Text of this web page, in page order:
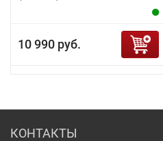
10 990 руб.
КОНТАКТЫ